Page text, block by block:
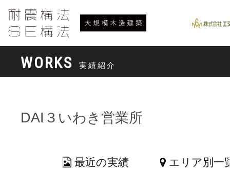
WORKS 実績紹介
DAI３いわき営業所
最近の実績 エリア別一